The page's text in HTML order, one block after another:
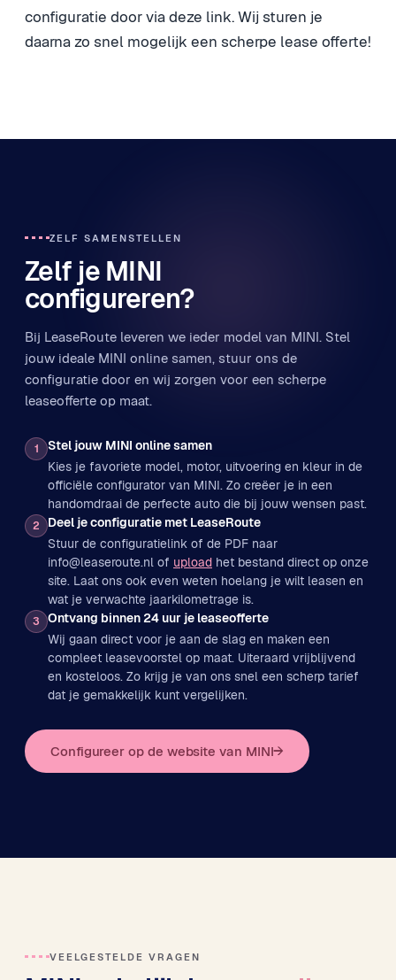
configuratie door via deze link. Wij sturen je
daarna zo snel mogelijk een scherpe lease offerte!
ZELF SAMENSTELLEN
Zelf je MINI
configureren?
Bij LeaseRoute leveren we ieder model van MINI. Stel
jouw ideale MINI online samen, stuur ons de
configuratie door en wij zorgen voor een scherpe
leaseofferte op maat.
1
Stel jouw MINI online samen
Kies je favoriete model, motor, uitvoering en kleur in de
officiële configurator van MINI. Zo creëer je in een
handomdraai de perfecte auto die bij jouw wensen past.
2
Deel je configuratie met LeaseRoute
Stuur de configuratielink of de PDF naar
info@leaseroute.nl of upload het bestand direct op onze
site. Laat ons ook even weten hoelang je wilt leasen en
wat je verwachte jaarkilometrage is.
3
Ontvang binnen 24 uur je leaseofferte
Wij gaan direct voor je aan de slag en maken een
compleet leasevoorstel op maat. Uiteraard vrijblijvend
en kosteloos. Zo krijg je van ons snel een scherp tarief
dat je gemakkelijk kunt vergelijken.
Configureer op de website van MINI→
VEELGESTELDE VRAGEN